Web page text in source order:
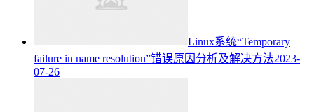
Linux系统“Temporary
failure in name resolution”错误原因分析及解决方法2023-
07-26